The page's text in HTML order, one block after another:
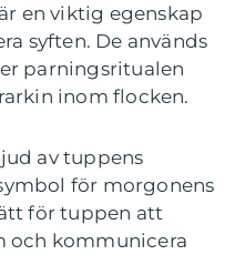
en viktig egenskap
syften. De används
parningsritualen
inom flocken.
av tuppens
för morgonens
för tuppen att
och kommunicera